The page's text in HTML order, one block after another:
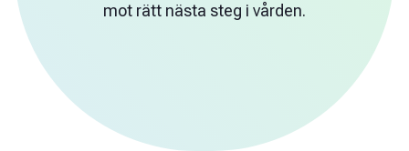
mot rätt nästa steg i vården.